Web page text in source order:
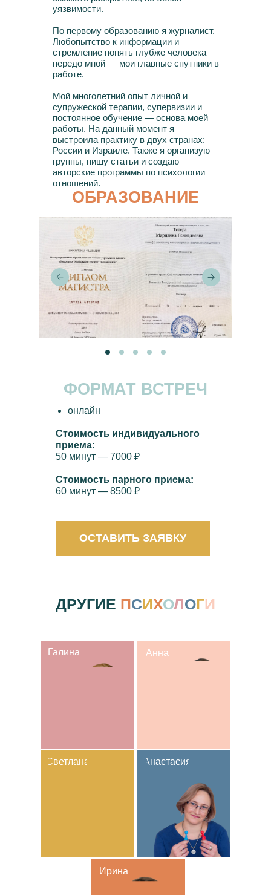
ОСТАВИТЬ ЗАЯВКУ
уязвимости.
По первому образованию я журналист.
Любопытство к информации и
стремление понять глубже человека
передо мной — мои главные спутники в
работе.
Мой многолетний опыт личной и
супружеской терапии, супервизии и
постоянное обучение — основа моей
работы. На данный момент я
выстроила практику в двух странах:
России и Израиле. Также я организую
группы, пишу статьи и создаю
авторские программы по психологии
отношений.
ОБРАЗОВАНИЕ
онлайн
Стоимость индивидуального
приема:
50 минут — 7000 ₽
Стоимость парного приема:
60 минут — 8500 ₽
ФОРМАТ ВСТРЕЧ
Анастасия
Анна
ДРУГИЕ ПСИХОЛОГИ
Ирина
Светлана
Галина